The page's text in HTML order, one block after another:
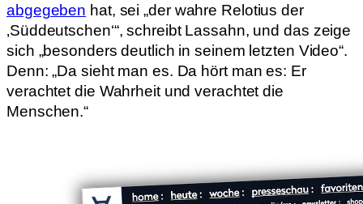
abgegeben hat, sei „der wahre Relotius der
‚Süddeutschen‘“, schreibt Lassahn, und das zeige
sich „besonders deutlich in seinem letzten Video“.
Denn: „Da sieht man es. Da hört man es: Er
verachtet die Wahrheit und verachtet die
Menschen.“